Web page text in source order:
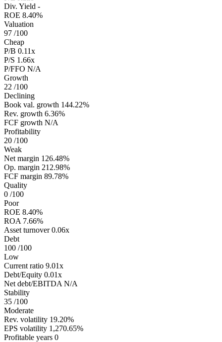
Div. Yield -
ROE 8.40%
Valuation
97 /100
Cheap
P/B 0.11x
P/S 1.66x
P/FFO N/A
Growth
22 /100
Declining
Book val. growth 144.22%
Rev. growth 6.36%
FCF growth N/A
Profitability
20 /100
Weak
Net margin 126.48%
Op. margin 212.98%
FCF margin 89.78%
Quality
0 /100
Poor
ROE 8.40%
ROA 7.66%
Asset turnover 0.06x
Debt
100 /100
Low
Current ratio 9.01x
Debt/Equity 0.01x
Net debt/EBITDA N/A
Stability
35 /100
Moderate
Rev. volatility 19.20%
EPS volatility 1,270.65%
Profitable years 0